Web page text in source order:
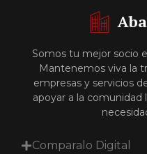
Somos tu mejor socio
Mantenemos viva la
empresas y servicios
apoyar a la comunidad
Comparalo Digital